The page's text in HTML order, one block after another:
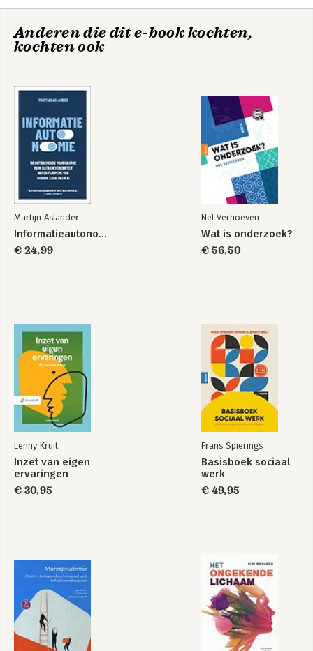
Anderen die dit e-book kochten,
kochten ook
Martijn Aslander
Informatieautonomie
€ 24,99
Nel Verhoeven
Wat is onderzoek?
€ 56,50
Lenny Kruit
Inzet van eigen
ervaringen
€ 30,95
Frans Spierings
Basisboek sociaal
werk
€ 49,95